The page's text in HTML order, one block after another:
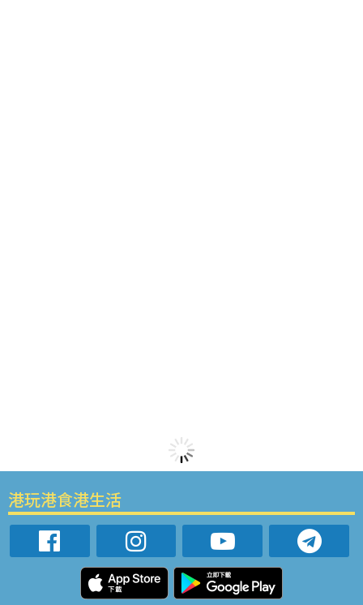
港玩港食港生活